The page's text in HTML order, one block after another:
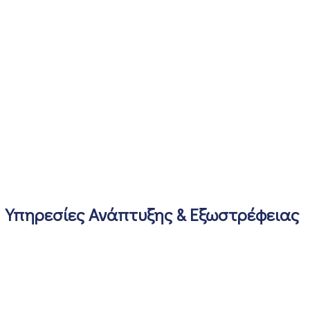
Υπηρεσίες Ανάπτυξης & Εξωστρέφειας